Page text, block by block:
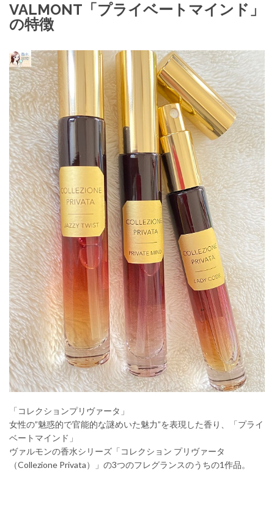
VALMONT「プライベートマインド」
の特徴
「コレクションプリヴァータ」
女性の”魅惑的で官能的な謎めいた魅力”を表現した香り、「プライ
ベートマインド」
ヴァルモンの香水シリーズ「コレクション プリヴァータ
（Collezione Privata）」の3つのフレグランスのうちの1作品。